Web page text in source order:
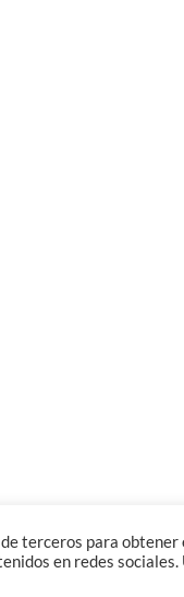
terceros para
en redes